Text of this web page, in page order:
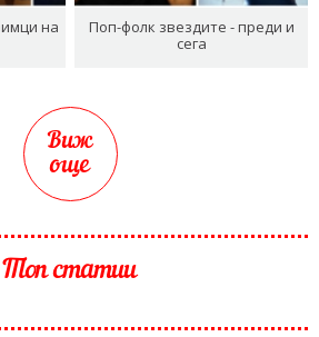
на
Поп-фолк звездите - преди и
сега
Виж
още
Топ статии